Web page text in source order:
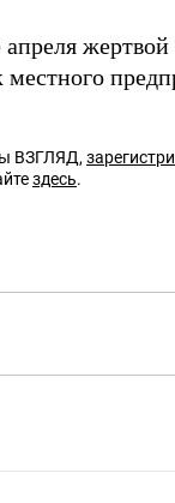
жертвой
местного
ВЗГЛЯД,
здесь.